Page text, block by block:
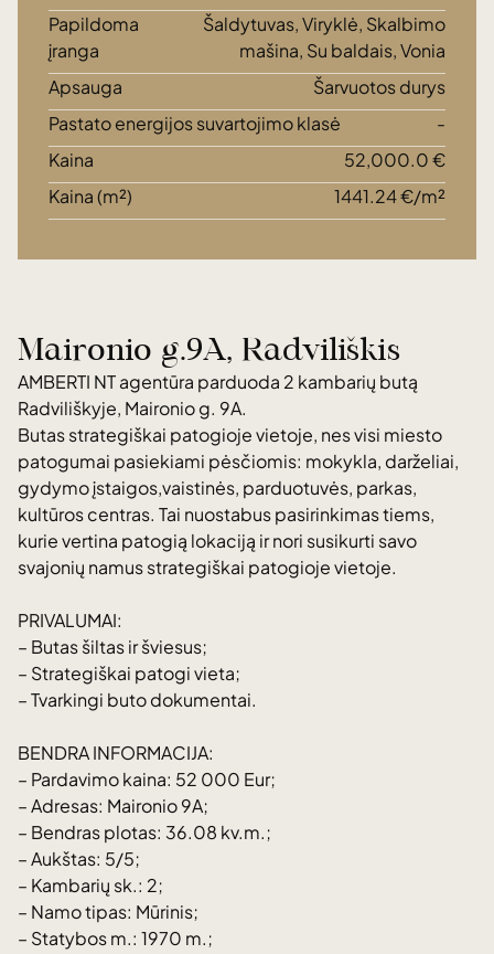
Papildoma
įranga
Šaldytuvas, Viryklė, Skalbimo
mašina, Su baldais, Vonia
Apsauga
Šarvuotos durys
Pastato energijos suvartojimo klasė
-
Kaina
52,000.0 €
Kaina (m²)
1441.24 €/m²
Maironio g.9A, Radviliškis
AMBERTI NT agentūra parduoda 2 kambarių butą
Radviliškyje, Maironio g. 9A.
Butas strategiškai patogioje vietoje, nes visi miesto
patogumai pasiekiami pėsčiomis: mokykla, darželiai,
gydymo įstaigos,vaistinės, parduotuvės, parkas,
kultūros centras. Tai nuostabus pasirinkimas tiems,
kurie vertina patogią lokaciją ir nori susikurti savo
svajonių namus strategiškai patogioje vietoje.
PRIVALUMAI:
– Butas šiltas ir šviesus;
– Strategiškai patogi vieta;
– Tvarkingi buto dokumentai.
BENDRA INFORMACIJA:
– Pardavimo kaina: 52 000 Eur;
– Adresas: Maironio 9A;
– Bendras plotas: 36.08 kv.m.;
– Aukštas: 5/5;
– Kambarių sk.: 2;
– Namo tipas: Mūrinis;
– Statybos m.: 1970 m.;